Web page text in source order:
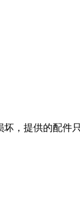
，提供的配件